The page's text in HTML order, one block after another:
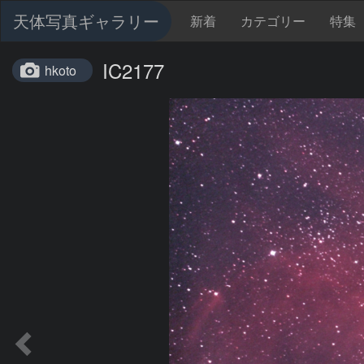
天体写真ギャラリー 新着 カテゴリー 特集
hkoto IC2177